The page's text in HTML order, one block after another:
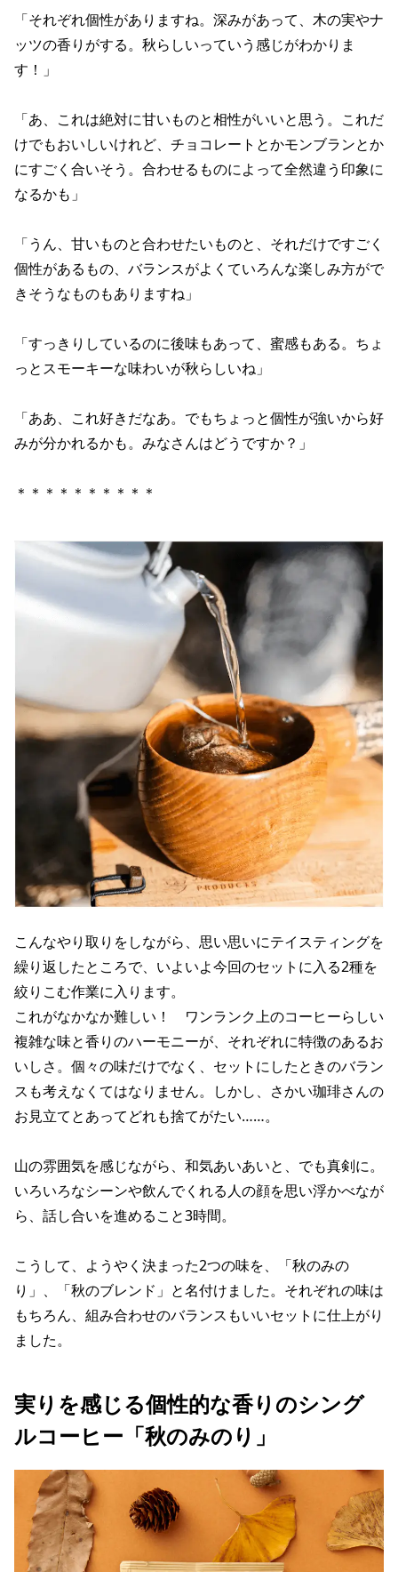
「それぞれ個性がありますね。深みがあって、木の実やナ
ッツの香りがする。秋らしいっていう感じがわかりま
す！」
「あ、これは絶対に甘いものと相性がいいと思う。これだ
けでもおいしいけれど、チョコレートとかモンブランとか
にすごく合いそう。合わせるものによって全然違う印象に
なるかも」
「うん、甘いものと合わせたいものと、それだけですごく
個性があるもの、バランスがよくていろんな楽しみ方がで
きそうなものもありますね」
「すっきりしているのに後味もあって、蜜感もある。ちょ
っとスモーキーな味わいが秋らしいね」
「ああ、これ好きだなあ。でもちょっと個性が強いから好
みが分かれるかも。みなさんはどうですか？」
＊＊＊＊＊＊＊＊＊＊
こんなやり取りをしながら、思い思いにテイスティングを
繰り返したところで、いよいよ今回のセットに入る2種を
絞りこむ作業に入ります。
これがなかなか難しい！ ワンランク上のコーヒーらしい
複雑な味と香りのハーモニーが、それぞれに特徴のあるお
いしさ。個々の味だけでなく、セットにしたときのバラン
スも考えなくてはなりません。しかし、さかい珈琲さんの
お見立てとあってどれも捨てがたい……。
山の雰囲気を感じながら、和気あいあいと、でも真剣に。
いろいろなシーンや飲んでくれる人の顔を思い浮かべなが
ら、話し合いを進めること3時間。
こうして、ようやく決まった2つの味を、「秋のみの
り」、「秋のブレンド」と名付けました。それぞれの味は
もちろん、組み合わせのバランスもいいセットに仕上がり
ました。
実りを感じる個性的な香りのシング
ルコーヒー「秋のみのり」